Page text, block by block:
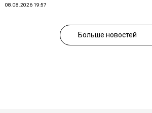
08.08.2026 19:57
Больше новостей